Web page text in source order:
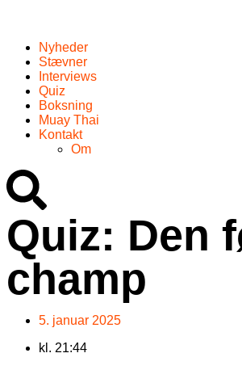
Nyheder
Stævner
Interviews
Quiz
Boksning
Muay Thai
Kontakt
Om
Quiz: Den
champ
5. januar 2025
kl. 21:44